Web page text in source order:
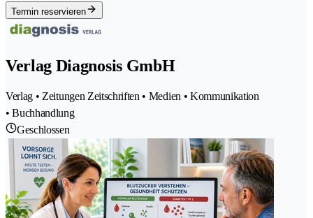
Termin reservieren
Verlag Diagnosis GmbH
Verlag • Zeitungen Zeitschriften • Medien • Kommunikation
• Buchhandlung
Geschlossen